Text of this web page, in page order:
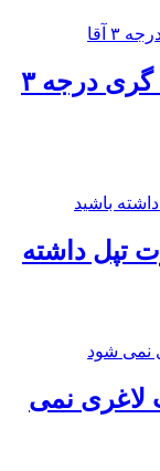
کلاس تئوری مربی گری درجه ۳
تپل داشته
لاغری نمی